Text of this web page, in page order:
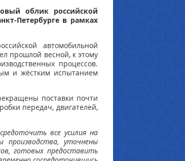
облик российской
Петербурге в рамках
автомобильной
прошлой весной, к этому
процессов.
и жёстким испытанием
поставки почти
передач, двигателей,
все усилия на
производства, уточнены
готовых предоставить